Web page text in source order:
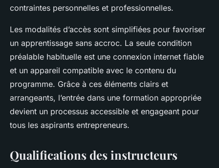
contraintes personnelles et professionnelles.
Les modalités d’accès sont simplifiées pour favoriser
un apprentissage sans accroc. La seule condition
préalable habituelle est une connexion internet fiable
et un appareil compatible avec le contenu du
programme. Grâce à ces éléments clairs et
arrangeants, l’entrée dans une formation appropriée
devient un processus accessible et engageant pour
tous les aspirants entrepreneurs.
Qualifications des instructeurs